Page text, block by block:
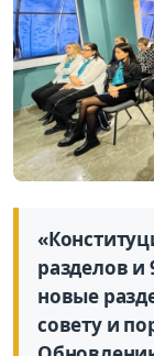
разделов и
новые
совету и